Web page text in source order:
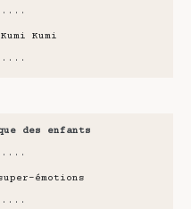
Kumi
des enfants
émotions